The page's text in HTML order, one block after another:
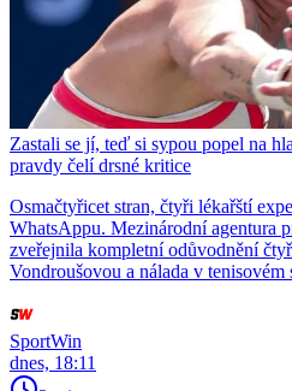
Zastali se jí, teď si sypou popel na
pravdy čelí drsné kritice
Osmačtyřicet stran, čtyři lékařští
WhatsAppu. Mezinárodní agentura
zveřejnila kompletní odůvodnění
Vondroušovou a nálada v tenisovém
SportWin
dnes, 18:11